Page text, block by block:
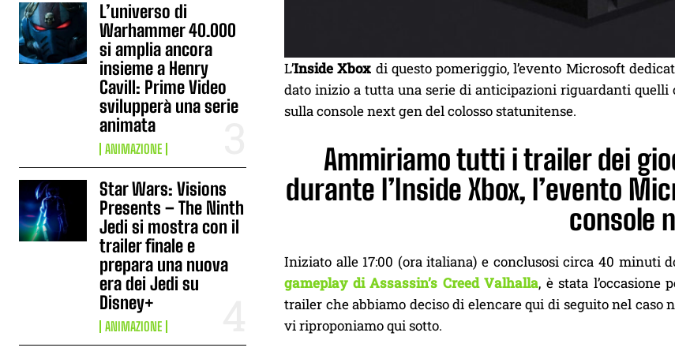
L’universo di
Warhammer 40.000
si amplia ancora
insieme a Henry
Cavill: Prime Video
svilupperà una serie
animata
ANIMAZIONE
Star Wars: Visions
Presents – The Ninth
Jedi si mostra con il
trailer finale e
prepara una nuova
era dei Jedi su
Disney+
ANIMAZIONE
L’Inside Xbox di questo pomeriggio, l’evento Microsoft
dato inizio a tutta una serie di anticipazioni riguardanti
sulla console next gen del colosso statunitense.
Ammiriamo tutti i trailer dei
durante l’Inside Xbox, l’evento
console
Iniziato alle 17:00 (ora italiana) e conclusosi circa 40 minuti
gameplay di Assassin’s Creed Valhalla, è stata
trailer che abbiamo deciso di elencare qui di seguito nel
vi riproponiamo qui sotto.